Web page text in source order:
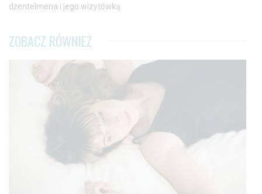
dżentelmena i jego wizytówką.
ZOBACZ RÓWNIEŻ